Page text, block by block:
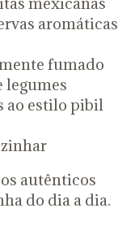
aromáticas
fumado
legumes
ao estilo pibil
autênticos
do dia a dia.